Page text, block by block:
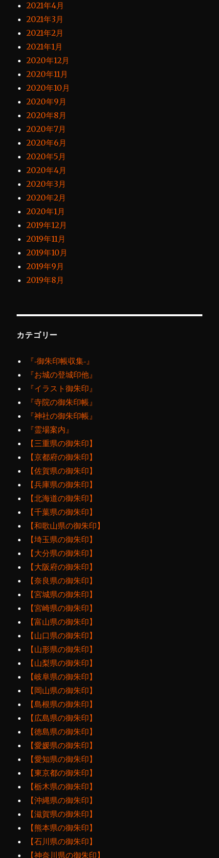
2021年4月
2021年3月
2021年2月
2021年1月
2020年12月
2020年11月
2020年10月
2020年9月
2020年8月
2020年7月
2020年6月
2020年5月
2020年4月
2020年3月
2020年2月
2020年1月
2019年12月
2019年11月
2019年10月
2019年9月
2019年8月
カテゴリー
『‐御朱印帳収集‐』
『お城の登城印他』
『イラスト御朱印』
『寺院の御朱印帳』
『神社の御朱印帳』
『霊場案内』
【三重県の御朱印】
【京都府の御朱印】
【佐賀県の御朱印】
【兵庫県の御朱印】
【北海道の御朱印】
【千葉県の御朱印】
【和歌山県の御朱印】
【埼玉県の御朱印】
【大分県の御朱印】
【大阪府の御朱印】
【奈良県の御朱印】
【宮城県の御朱印】
【宮崎県の御朱印】
【富山県の御朱印】
【山口県の御朱印】
【山形県の御朱印】
【山梨県の御朱印】
【岐阜県の御朱印】
【岡山県の御朱印】
【島根県の御朱印】
【広島県の御朱印】
【徳島県の御朱印】
【愛媛県の御朱印】
【愛知県の御朱印】
【東京都の御朱印】
【栃木県の御朱印】
【沖縄県の御朱印】
【滋賀県の御朱印】
【熊本県の御朱印】
【石川県の御朱印】
【神奈川県の御朱印】